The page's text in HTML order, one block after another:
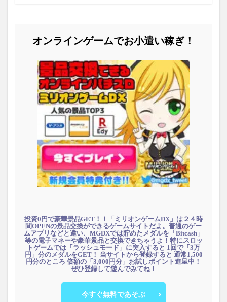
オンラインゲームでお小遣い稼ぎ！
投資0円で豪華景品GET！！「ミリオンゲームDX」は２４時
間OPENの景品交換ができるゲームサイトだよ。普通のゲー
ムアプリなどと違い、MGDXでは貯めたメダルを「Bitcash」
等の電子マネーや豪華景品と交換できちゃうよ！特にスロッ
トゲームでは「ラッシュモード」に突入すると 1回で「3万
円」分のメダルをGET！ 当サイトから登録すると 通常1,500
円分のところ 倍額の「3,000円分」お試しポイント進呈中！
ぜひ登録して遊んでみてね！
今すぐ無料であそぶ